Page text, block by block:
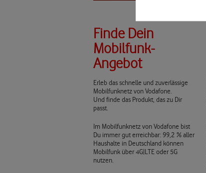
Finde Dein
Mobilfunk-
Angebot
Erleb das schnelle und zuverlässige
Mobilfunknetz von Vodafone.
Und finde das Produkt, das zu Dir
passt.
Im Mobilfunknetz von Vodafone bist
Du immer gut erreichbar: 99,2 % aller
Haushalte in Deutschland können
Mobilfunk über 4G|LTE oder 5G
nutzen.